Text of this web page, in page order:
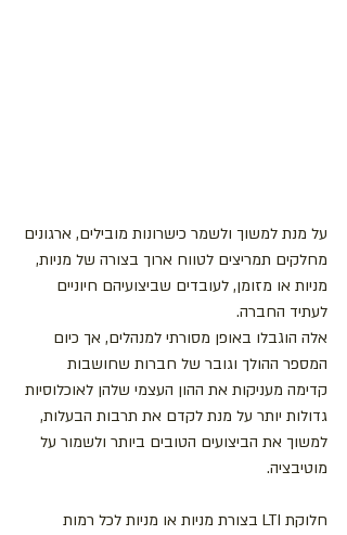
על מנת למשוך ולשמר כישרונות מובילים, ארגונים
מחלקים תמריצים לטווח ארוך בצורה של מניות,
מניות או מזומן, לעובדים שביצועיהם חיוניים
לעתיד החברה.
אלה הוגבלו באופן מסורתי למנהלים, אך כיום
המספר ההולך וגובר של חברות שחושבות
קדימה מעניקות את ההון העצמי שלהן לאוכלוסיות
גדולות יותר על מנת לקדם את תרבות הבעלות,
למשוך את הביצועים הטובים ביותר ולשמור על
מוטיבציה.
חלוקת LTI בצורת מניות או מניות לכל רמות